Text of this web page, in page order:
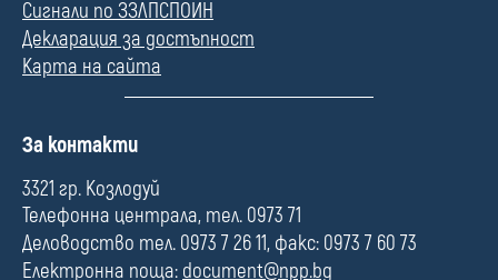
Сигнали по ЗЗЛПСПОИН
Декларация за достъпност
Карта на сайта
П
л
е
За контакти
3321 гр. Козлодуй
Телефонна централа, тел. 0973 71
Деловодство тел. 0973 7 26 11, факс: 0973 7 60 73
Електронна поща: document@npp.bg